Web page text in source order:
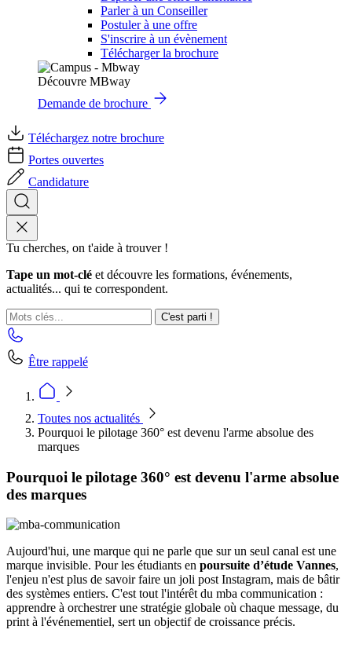
Parler à un Conseiller
Postuler à une offre
S'inscrire à un évènement
Télécharger la brochure
Découvre MBway
Demande de brochure
Téléchargez notre brochure
Portes ouvertes
Candidature
Tu cherches, on t'aide à trouver !
Tape un mot-clé et découvre les formations, événements,
actualités... qui te correspondent.
C'est parti !
Être rappelé
Toutes nos actualités
Pourquoi le pilotage 360° est devenu l'arme absolue des
marques
Pourquoi le pilotage 360° est devenu l'arme absolue
des marques
Aujourd'hui, une marque qui ne parle que sur un seul canal est une
marque invisible. Pour les étudiants en poursuite d’étude Vannes,
l'enjeu n'est plus de savoir faire un joli post Instagram, mais de bâtir
des systèmes entiers. C'est tout l'intérêt du mba communication :
apprendre à orchestrer une stratégie globale où chaque message, du
print à l'événementiel, sert un objectif de croissance précis.